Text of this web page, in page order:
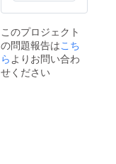
このプロジェクト
の問題報告はこち
らよりお問い合わ
せください